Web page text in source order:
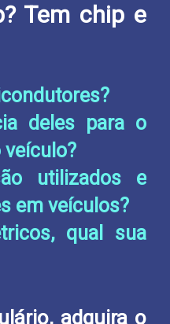
Tem chip e
deles para o
utilizados e
em veículos?
qual sua
adquira o